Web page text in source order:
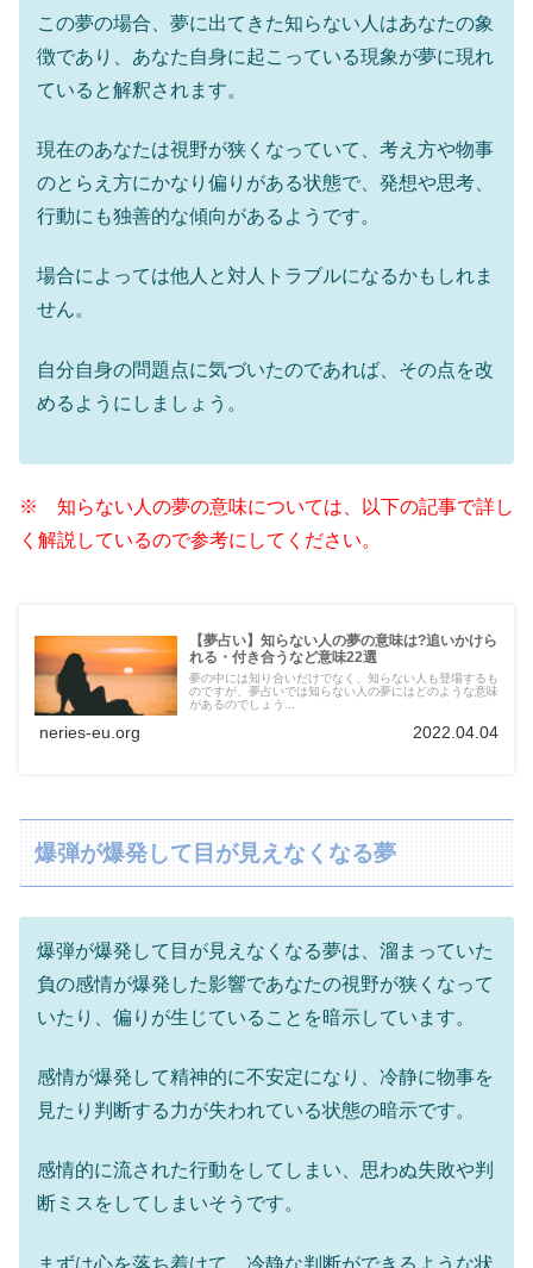
この夢の場合、夢に出てきた知らない人はあなたの象
徴であり、あなた自身に起こっている現象が夢に現れ
ていると解釈されます。
現在のあなたは視野が狭くなっていて、考え方や物事
のとらえ方にかなり偏りがある状態で、発想や思考、
行動にも独善的な傾向があるようです。
場合によっては他人と対人トラブルになるかもしれま
せん。
自分自身の問題点に気づいたのであれば、その点を改
めるようにしましょう。
※ 知らない人の夢の意味については、以下の記事で詳し
く解説しているので参考にしてください。
【夢占い】知らない人の夢の意味は?追いかけら
れる・付き合うなど意味22選
夢の中には知り合いだけでなく、知らない人も登場するも
のですが、夢占いでは知らない人の夢にはどのような意味
があるのでしょう...
neries-eu.org 2022.04.04
爆弾が爆発して目が見えなくなる夢
爆弾が爆発して目が見えなくなる夢は、溜まっていた
負の感情が爆発した影響であなたの視野が狭くなって
いたり、偏りが生じていることを暗示しています。
感情が爆発して精神的に不安定になり、冷静に物事を
見たり判断する力が失われている状態の暗示です。
感情的に流された行動をしてしまい、思わぬ失敗や判
断ミスをしてしまいそうです。
まずは心を落ち着けて、冷静な判断ができるような状